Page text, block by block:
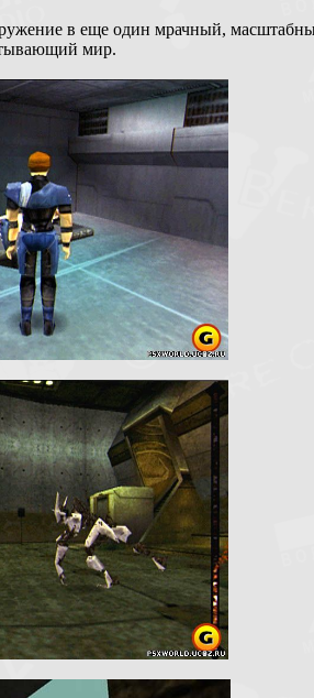
в еще один мрачный,
мир.